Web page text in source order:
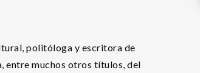
politóloga y escritora de
entre muchos otros títulos, del